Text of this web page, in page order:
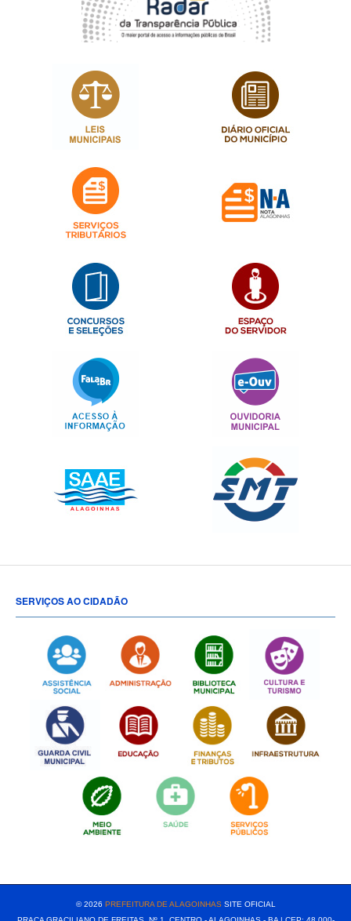
SERVIÇOS AO CIDADÃO
© 2026 PREFEITURA DE ALAGOINHASSITE OFICIAL